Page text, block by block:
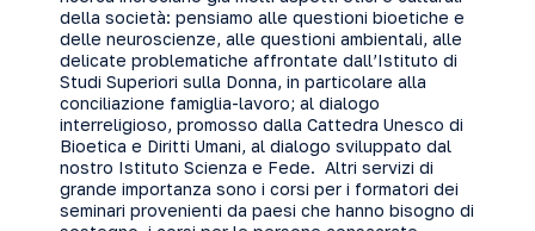
della società: pensiamo alle questioni bioetiche e
delle neuroscienze, alle questioni ambientali, alle
delicate problematiche affrontate dall’Istituto di
Studi Superiori sulla Donna, in particolare alla
conciliazione famiglia-lavoro; al dialogo
interreligioso, promosso dalla Cattedra Unesco di
Bioetica e Diritti Umani, al dialogo sviluppato dal
nostro Istituto Scienza e Fede. Altri servizi di
grande importanza sono i corsi per i formatori dei
seminari provenienti da paesi che hanno bisogno di